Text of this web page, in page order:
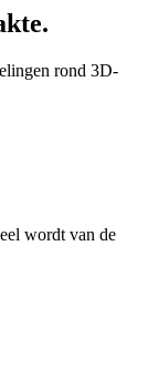
rond 3D-
wordt van de